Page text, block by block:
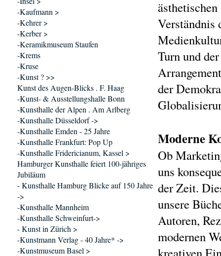
Verständnis
Turn und
der
Moderne
Ob
uns
der Zeit.
unsere
Autoren,
modernen
-Kaufmann >
-Kehrer >
-Kerber >
-Keramikmuseum Staufen
-Krems
-Kruse
-Kunst ? >>
Kunst des Augen-Blicks . F. Haag
-Kunst- & Ausstellungshalle Bonn
-Kunsthalle der Alpen . Am Arlberg
-Kunsthalle Düsseldorf ->
-Kunsthalle Emden - 25 Jahre
-Kunsthalle Frankfurt: Pop Up
-Kunsthalle Fridericianum, Kassel >
Hamburger Kunsthalle feiert 100-jähriges
Jubiläum
- Kunsthalle Hamburg Blicke auf 150 Jahre
->
-Kunsthalle Mannheim
-Kunsthalle Schweinfurt->
- Kunst in Zürich >
-Kunstmann Verlag - 40 Jahre* ->
-Kunstmuseum Basel >